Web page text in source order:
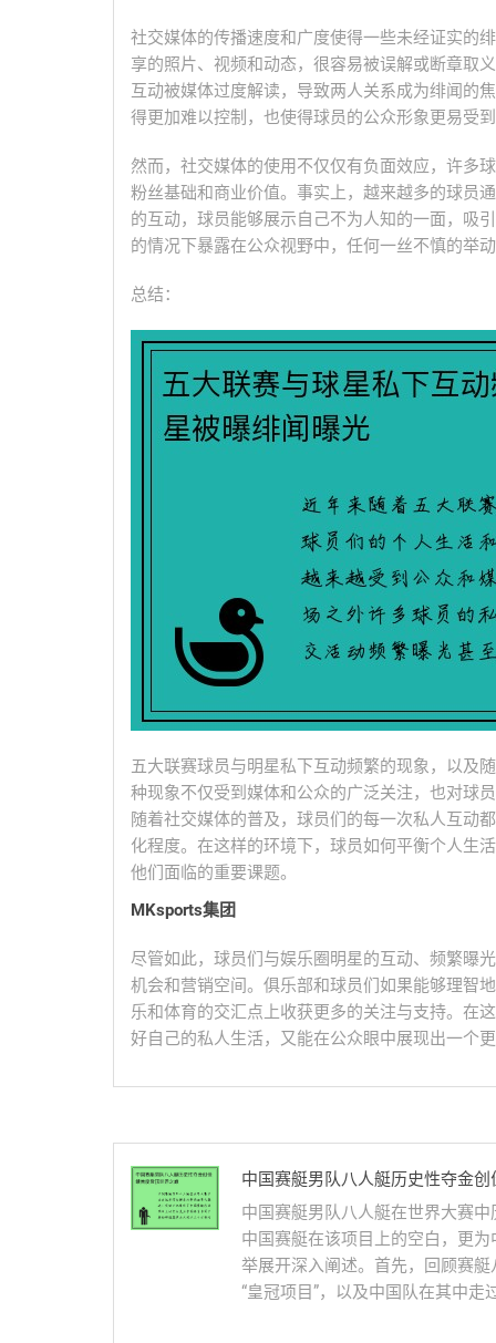
社交媒体的传播速度和广度使得一些未经证实的
享的照片、视频和动态，很容易被误解或断章取
互动被媒体过度解读，导致两人关系成为绯闻的
得更加难以控制，也使得球员的公众形象更易受
然而，社交媒体的使用不仅仅有负面效应，许多
粉丝基础和商业价值。事实上，越来越多的球员
的互动，球员能够展示自己不为人知的一面，吸
的情况下暴露在公众视野中，任何一丝不慎的举
总结：
五大联赛球员与明星私下互动频繁的现象，以及
种现象不仅受到媒体和公众的广泛关注，也对球
随着社交媒体的普及，球员们的每一次私人互动
化程度。在这样的环境下，球员如何平衡个人生
他们面临的重要课题。
MKsports集团
尽管如此，球员们与娱乐圈明星的互动、频繁曝
机会和营销空间。俱乐部和球员们如果能够理智
乐和体育的交汇点上收获更多的关注与支持。在
好自己的私人生活，又能在公众眼中展现出一个
中国赛艇男队八人艇历史性夺金
中国赛艇男队八人艇在世界大赛
中国赛艇在该项目上的空白，更
举展开深入阐述。首先，回顾赛
“皇冠项目”，以及中国队在其中